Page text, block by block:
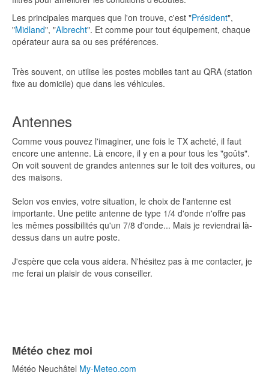
Les principales marques que l'on trouve, c'est "Président",
"Midland", "Albrecht". Et comme pour tout équipement, chaque
opérateur aura sa ou ses préférences.
Très souvent, on utilise les postes mobiles tant au QRA (station
fixe au domicile) que dans les véhicules.
Antennes
Comme vous pouvez l'imaginer, une fois le TX acheté, il faut
encore une antenne. Là encore, il y en a pour tous les "goûts".
On voit souvent de grandes antennes sur le toit des voitures, ou
des maisons.
Selon vos envies, votre situation, le choix de l'antenne est
importante. Une petite antenne de type 1/4 d'onde n'offre pas
les mêmes possibilités qu'un 7/8 d'onde... Mais je reviendrai là-
dessus dans un autre poste.
J'espère que cela vous aidera. N'hésitez pas à me contacter, je
me ferai un plaisir de vous conseiller.
Météo chez moi
Météo Neuchâtel My-Meteo.com